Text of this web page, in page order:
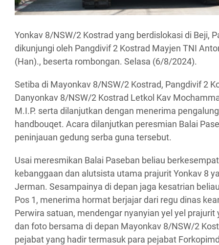
Yonkav 8/NSW/2 Kostrad yang berdislokasi di Beji,
dikunjungi oleh Pangdivif 2 Kostrad Mayjen TNI
(Han)., beserta rombongan. Selasa (6/8/2024).
Setiba di Mayonkav 8/NSW/2 Kostrad, Pangdivif 2
Danyonkav 8/NSW/2 Kostrad Letkol Kav
M.I.P. serta dilanjutkan dengan menerima
handbouqet. Acara dilanjutkan peresmian Balai
peninjauan gedung serba guna tersebut.
Usai meresmikan Balai Paseban beliau
kebanggaan dan alutsista utama prajurit Yonkav 8
Jerman. Sesampainya di depan jaga kesatrian
Pos 1, menerima hormat berjajar dari regu dinas
Perwira satuan, mendengar nyanyian yel yel
dan foto bersama di depan Mayonkav 8/NSW/2
pejabat yang hadir termasuk para pejabat